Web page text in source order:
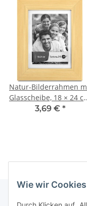
Wie wir
Natur-Bilderrahmen
Glasscheibe, 18 × 24
Fotorahmen
3,69 € *